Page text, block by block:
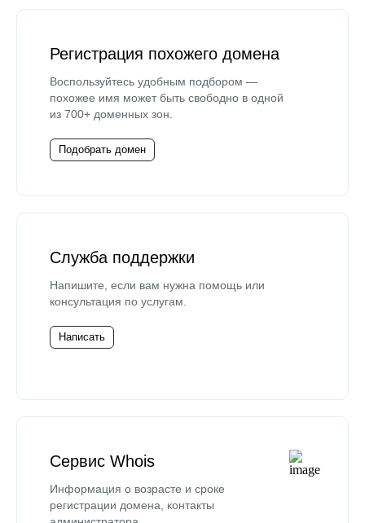
Регистрация похожего домена
Воспользуйтесь удобным подбором —
похожее имя может быть свободно в одной
из 700+ доменных зон.
Подобрать домен
Служба поддержки
Напишите, если вам нужна помощь или
консультация по услугам.
Написать
Сервис Whois
Информация о возрасте и сроке
регистрации домена, контакты